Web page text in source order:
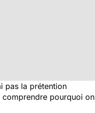
pas la prétention
pourquoi on